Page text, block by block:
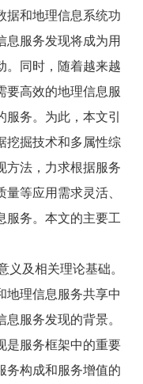
据和地理信息系统功
息服务发现将成为用
。同时，随着越来越
要高效的地理信息服
务。为此，本文引
挖掘技术和多属性综
方法，力求根据服务
等应用需求灵活、
服务。本文的主要工
及相关理论基础。
地理信息服务共享中
服务发现的背景。
是服务框架中的重要
务构成和服务增值的